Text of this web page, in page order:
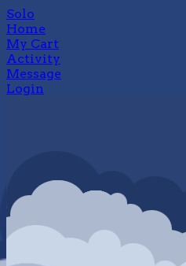
Solo
Home
My Cart
Activity
Message
Login